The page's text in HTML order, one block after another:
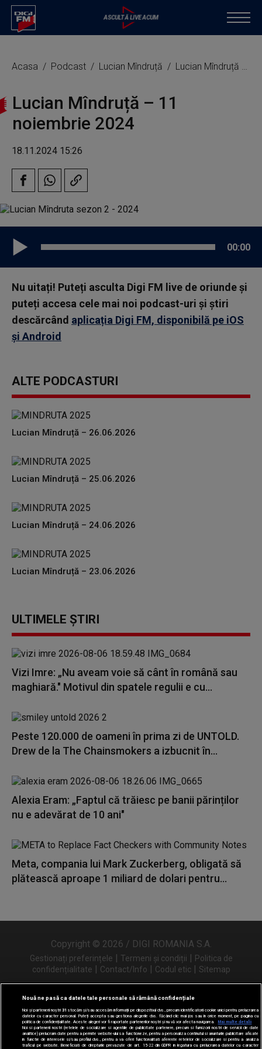
Acasa Podcast Lucian Mîndruță Lucian Mîndruță – 11 noiembrie 2024
Lucian Mîndruță – 11
noiembrie 2024
18.11.2024 15:26
00:00
Nu uitați! Puteți asculta Digi FM live de oriunde și
puteți accesa cele mai noi podcast-uri și știri
descărcând aplicația Digi FM, disponibilă pe iOS
și Android
ALTE PODCASTURI
Lucian Mîndruță – 26.06.2026
Lucian Mîndruță – 25.06.2026
Lucian Mîndruță – 24.06.2026
Lucian Mîndruță – 23.06.2026
ULTIMELE ȘTIRI
Vizi Imre: „Nu aveam voie să cânt în română sau
maghiară." Motivul din spatele regulii e cu...
Peste 120.000 de oameni în prima zi de UNTOLD.
Drew de la The Chainsmokers a izbucnit în...
Alexia Eram: „Faptul că trăiesc pe banii părinților
nu e adevărat de 10 ani"
Meta, compania lui Mark Zuckerberg, obligată să
plătească aproape 1 miliard de dolari pentru...
Copyright © 2026 / DIGI ROMANIA S.A.
Gestionați preferințele | Termeni și condiții | Politica de
confidențialitate | Contact/Info | Codul etic | Sitemap
Urmărește-ne și pe
Nouă ne pasă ca datele tale personale să rămână confidențiale
Noi și partenerii noștri31 stocăm și/sau accesăm informații pe dispozitivul dvs., precum identificatorii cookie unici pentru prelucrarea
datelor cu caracter personal. Puteți accepta sau gestiona alegerile dvs. făcând clic mai jos sau în orice moment, pe pagina cu
politica de confidențialitate. Aceste alegeri vor fi raportate partenerilor noștri și nu vă vor afecta navigarea.
Mai multe detalii
Noi si partenerii nostri (retelele de socializare si agentiile de publicitate partenere, precum si furnizorii nostri de servicii de date
analitice) prelucram date pentru a permite website-ului sa functioneze, pentru a personaliza continutul si anunturile publicitare afisate
in functie de interesele si/sau profilul dvs., pentru a va oferi functionalitati aferente retelelor de socializare si pentru a analiza
traficul pe website. Beneficiati de drepturile prevazute de art. 15-22 din GDPR in legatura cu prelucrarea datelor cu caracter